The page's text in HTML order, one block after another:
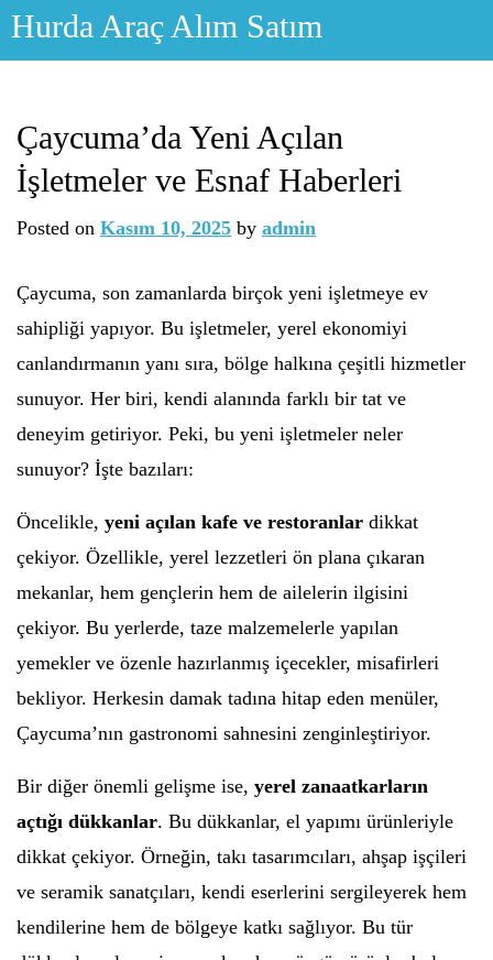
Skip
Hurda Araç Alım Satım
Çaycuma’da Yeni Açılan
İşletmeler ve Esnaf Haberleri
Posted on Kasım 10, 2025 by admin
Çaycuma, son zamanlarda birçok yeni işletmeye ev
sahipliği yapıyor. Bu işletmeler, yerel ekonomiyi
canlandırmanın yanı sıra, bölge halkına çeşitli hizmetler
sunuyor. Her biri, kendi alanında farklı bir tat ve
deneyim getiriyor. Peki, bu yeni işletmeler neler
sunuyor? İşte bazıları:
Öncelikle, yeni açılan kafe ve restoranlar dikkat
çekiyor. Özellikle, yerel lezzetleri ön plana çıkaran
mekanlar, hem gençlerin hem de ailelerin ilgisini
çekiyor. Bu yerlerde, taze malzemelerle yapılan
yemekler ve özenle hazırlanmış içecekler, misafirleri
bekliyor. Herkesin damak tadına hitap eden menüler,
Çaycuma’nın gastronomi sahnesini zenginleştiriyor.
Bir diğer önemli gelişme ise, yerel zanaatkarların
açtığı dükkanlar. Bu dükkanlar, el yapımı ürünleriyle
dikkat çekiyor. Örneğin, takı tasarımcıları, ahşap işçileri
ve seramik sanatçıları, kendi eserlerini sergileyerek hem
kendilerine hem de bölgeye katkı sağlıyor. Bu tür